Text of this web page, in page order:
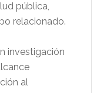
pública,
relacionado.
investigación
al